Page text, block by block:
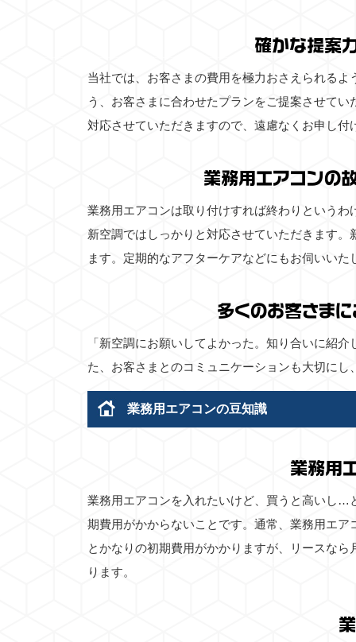
確かな提案
当社では、お客さまの費用を極力おさえられる
う、お客さまに合わせたプランをご提案させて
対応させていただきますので、遠慮なくお申し付
業務用エアコンの
業務用エアコンは取り付けすれば終わりという
新空調ではしっかりと対応させていただきます
ます。定期的なアフターケアなどにもお伺いい
多くのお客さま
「新空調にお願いしてよかった。知り合いに紹
た、お客さまとのコミュニケーションも大切に
業務用エアコンの豆知識
業務用
業務用エアコンを入れたいけど、買うと高いし…
期費用がかからないことです。通常、業務用エ
とかなりの初期費用がかかりますが、リースな
ります。